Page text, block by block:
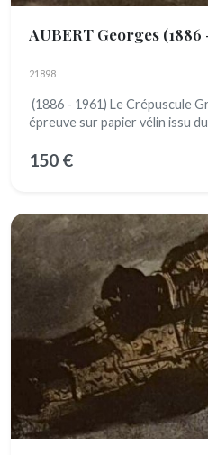
AUBERT Georges (1886
21898
(1886 - 1961) Le Crépuscule
épreuve sur papier vélin issu
150 €